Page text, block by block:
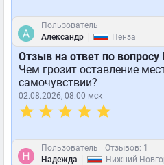
Пользователь
Александр
Пенза
Отзыв на ответ по
Чем грозит оставление
самочувствии?
02.08.2026, 08:00 мск
Пользователь
Отзывов: 1
Надежда
Нижний